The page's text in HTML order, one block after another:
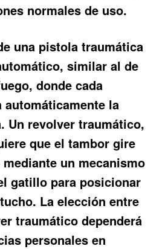
normales de uso.
una pistola traumática
similar al de
donde cada
automáticamente la
Un revolver traumático,
que el tambor gire
un mecanismo
gatillo para posicionar
La elección entre
traumático dependerá
personales en